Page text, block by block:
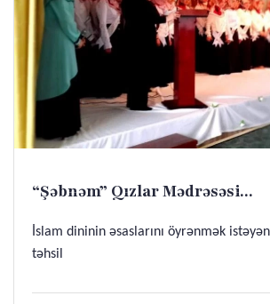
“Şəbnəm” Qızlar Mədrəsəsi...
İslam dininin əsaslarını öyrənmək
təhsil